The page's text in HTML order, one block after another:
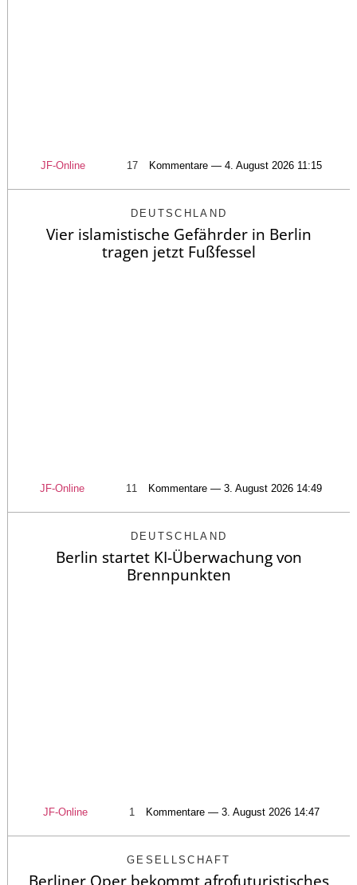
JF-Online 17 Kommentare — 4. August 2026 11:15
DEUTSCHLAND
Vier islamistische Gefährder in Berlin
tragen jetzt Fußfessel
JF-Online 11 Kommentare — 3. August 2026 14:49
DEUTSCHLAND
Berlin startet KI-Überwachung von
Brennpunkten
JF-Online 1 Kommentare — 3. August 2026 14:47
GESELLSCHAFT